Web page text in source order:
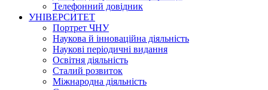
Телефонний довідник
УНІВЕРСИТЕТ
Портрет ЧНУ
Наукова й інноваційна діяльність
Наукові періодичні видання
Освітня діяльність
Сталий розвиток
Міжнародна діяльність